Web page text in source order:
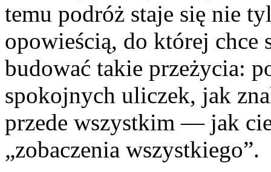
temu podróż staje się nie
opowieścią, do której chce
budować takie przeżycia:
spokojnych uliczek, jak
przede wszystkim — jak
„zobaczenia wszystkiego”.